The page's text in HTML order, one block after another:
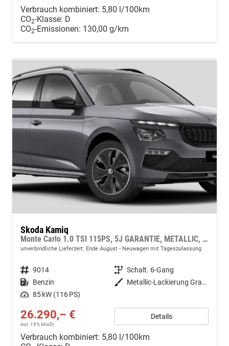
Verbrauch kombiniert: 5,80 l/100km
CO2-Klasse: D
CO2-Emissionen: 130,00 g/km
Skoda Kamiq
Monte Carlo 1.0 TSI 115PS, 5J GARANTIE, METALLIC, ELE. HECKKLAPPE, ANHÄNGERKUPPLUNG, BEH. FRONTSCHEIBE, MATRIX-LED, PANORAMADACH, Sitzheizung, Lenkradheizung, Ladeboden, ACC, SIDE Assist, Virtual Cockpit 10", Parksensoren, Kamera, KESSY, Privacy, 17" Alu, Climatroni
unverbindliche Lieferzeit: Ende August Neuwagen mit Tageszulassung
Fahrzeugnr. 9014 Getriebe Schalt. 6-Gang
Kraftstoff Benzin Außenfarbe
Metallic-Lackierung Graphit-Grau
Leistung 85 kW (116 PS)
26.290,– €
incl. 19% MwSt.
Details
Verbrauch kombiniert: 5,80 l/100km